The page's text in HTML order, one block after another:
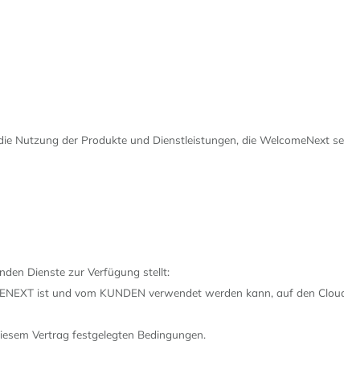
Nutzung der Produkte und Dienstleistungen, die WelcomeNext
Dienste zur Verfügung stellt:
ist und vom KUNDEN verwendet werden kann, auf den
Vertrag festgelegten Bedingungen.